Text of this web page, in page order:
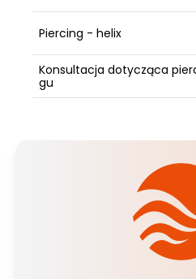
Piercing - helix
Konsultacja dotycząca
gu